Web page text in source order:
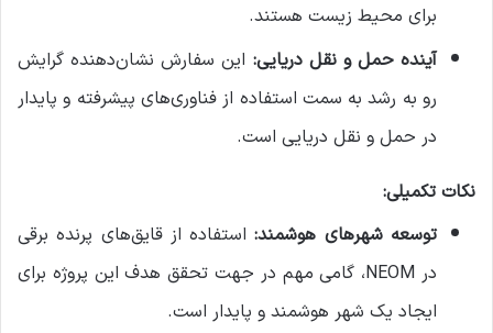
برای محیط زیست هستند.
آینده حمل و نقل دریایی: این سفارش نشان‌دهنده گرایش
رو به رشد به سمت استفاده از فناوری‌های پیشرفته و پایدار
در حمل و نقل دریایی است.
نکات تکمیلی:
توسعه شهرهای هوشمند:استفاده از قایق‌های پرنده برقی
در NEOM، گامی مهم در جهت تحقق هدف این پروژه برای
ایجاد یک شهر هوشمند و پایدار است.